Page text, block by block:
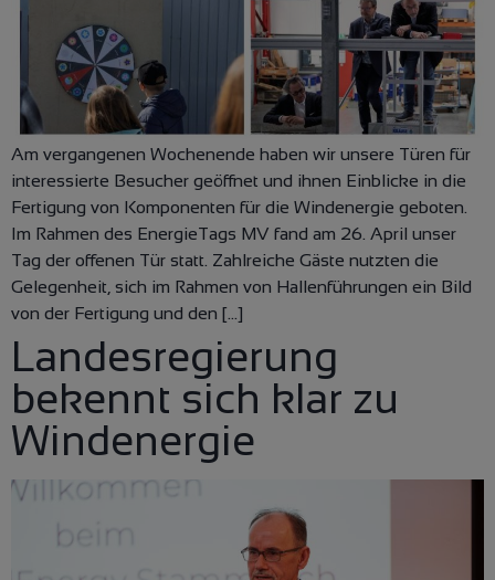
Am vergangenen Wochenende haben wir unsere Türen für
interessierte Besucher geöffnet und ihnen Einblicke in die
Fertigung von Komponenten für die Windenergie geboten.
Im Rahmen des EnergieTags MV fand am 26. April unser
Tag der offenen Tür statt. Zahlreiche Gäste nutzten die
Gelegenheit, sich im Rahmen von Hallenführungen ein Bild
von der Fertigung und den […]
Landesregierung
bekennt sich klar zu
Windenergie